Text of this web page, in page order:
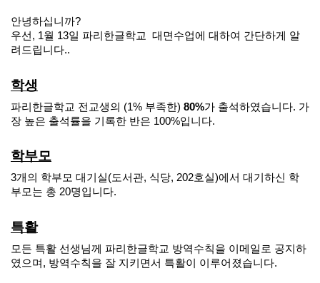
안녕하십니까?
우선, 1월 13일 파리한글학교 대면수업에 대하여 간단하게 알
려드립니다..
학생
파리한글학교 전교생의 (1% 부족한) 80%가 출석하였습니다. 가
장 높은 출석률을 기록한 반은 100%입니다.
학부모
3개의 학부모 대기실(도서관, 식당, 202호실)에서 대기하신 학
부모는 총 20명입니다.
특활
모든 특활 선생님께 파리한글학교 방역수칙을 이메일로 공지하
였으며, 방역수칙을 잘 지키면서 특활이 이루어졌습니다.